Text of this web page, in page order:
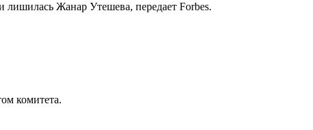
Жанар Утешева, передает Forbes.
комитета.